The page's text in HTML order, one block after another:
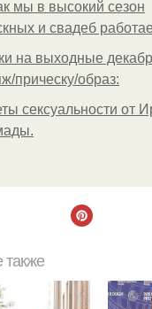
мы в высокий сезон
и свадеб
на выходные
прическу/образ:
сексуальности от
также